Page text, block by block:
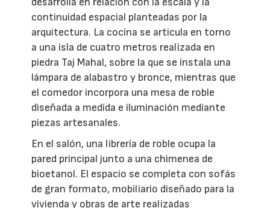
continuidad espacial planteadas por la
arquitectura. La cocina se articula en torno
a una isla de cuatro metros realizada en
piedra Taj Mahal, sobre la que se instala una
lámpara de alabastro y bronce, mientras que
el comedor incorpora una mesa de roble
diseñada a medida e iluminación mediante
piezas artesanales.
En el salón, una librería de roble ocupa la
pared principal junto a una chimenea de
bioetanol. El espacio se completa con sofás
de gran formato, mobiliario diseñado para la
vivienda y obras de arte realizadas